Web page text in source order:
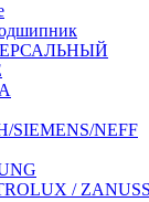
SIEMENS/NEFF
/